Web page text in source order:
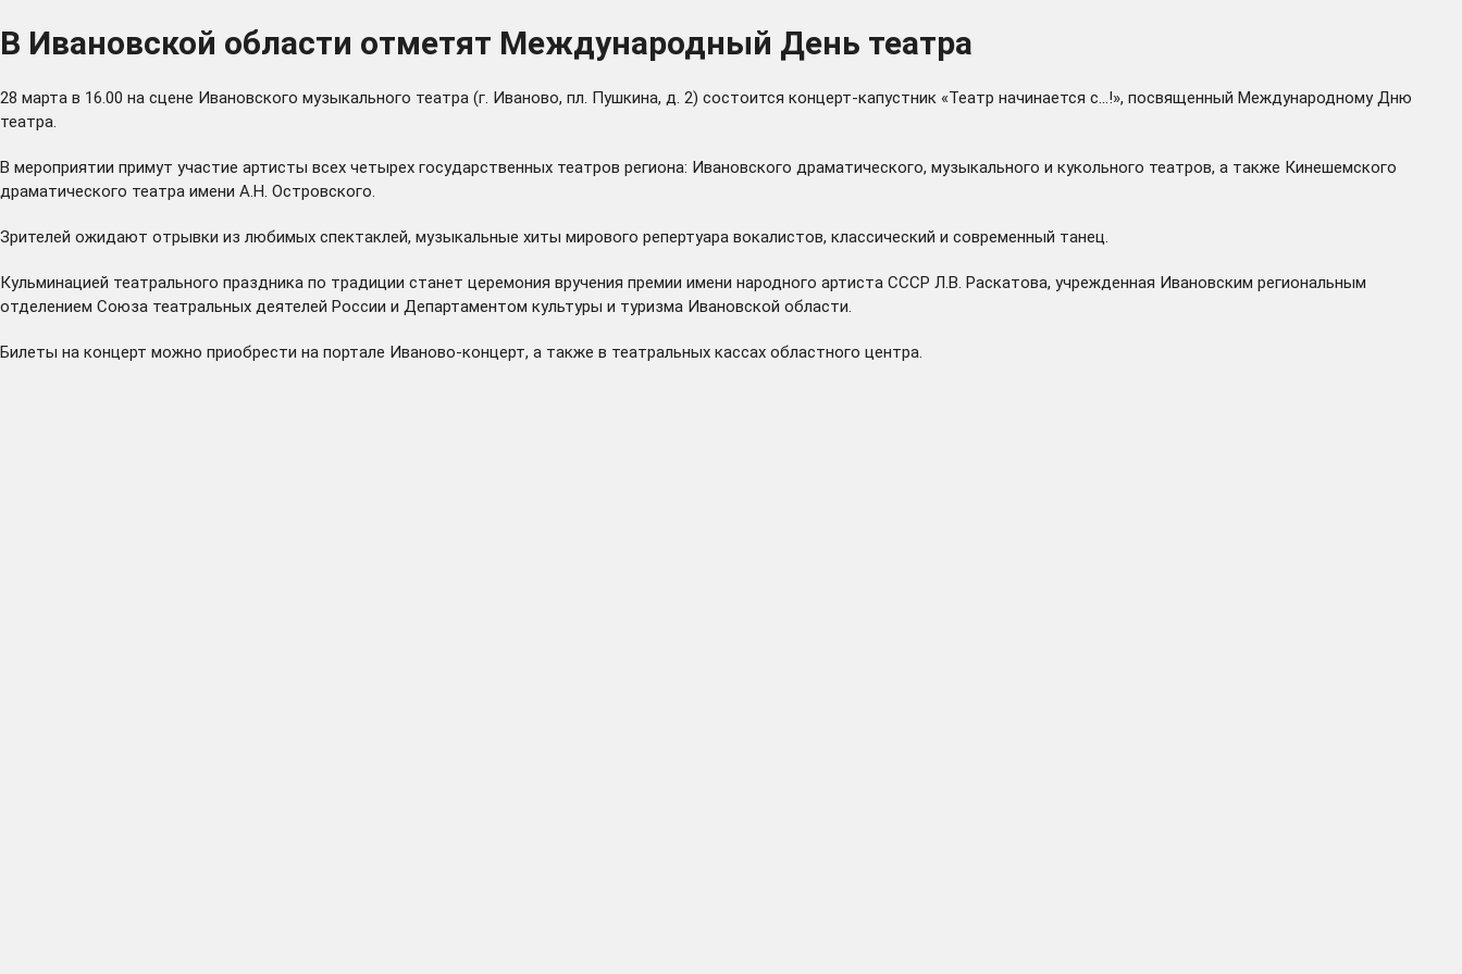
В Ивановской области отметят Международный День театра
28 марта в 16.00 на сцене Ивановского музыкального театра (г. Иваново, пл. Пушкина, д. 2) состоится концерт-капустник «Театр начинается с...!», посвященный Международному Дню
театра.
В мероприятии примут участие артисты всех четырех государственных театров региона: Ивановского драматического, музыкального и кукольного театров, а также Кинешемского
драматического театра имени А.Н. Островского.
Зрителей ожидают отрывки из любимых спектаклей, музыкальные хиты мирового репертуара вокалистов, классический и современный танец.
Кульминацией театрального праздника по традиции станет церемония вручения премии имени народного артиста СССР Л.В. Раскатова, учрежденная Ивановским региональным
отделением Союза театральных деятелей России и Департаментом культуры и туризма Ивановской области.
Билеты на концерт можно приобрести на портале Иваново-концерт, а также в театральных кассах областного центра.